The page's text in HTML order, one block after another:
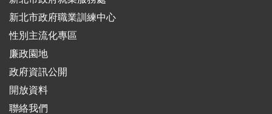
新北市政府職業訓練中心
性別主流化專區
廉政園地
政府資訊公開
開放資料
聯絡我們